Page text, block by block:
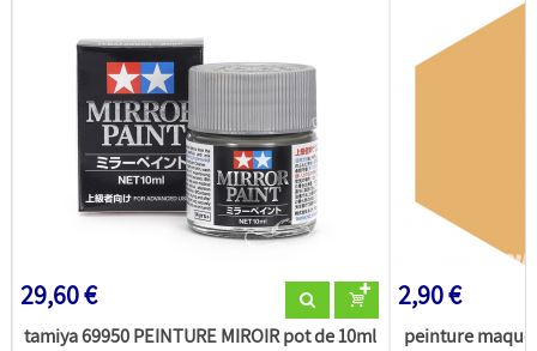
29,60 €
tamiya 69950 PEINTURE MIROIR pot de 10ml
2,90 €
peinture